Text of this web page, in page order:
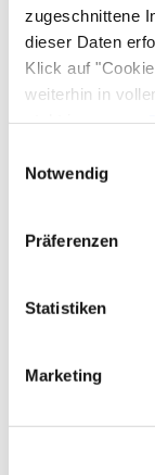
zugeschnittene
dieser Daten
Klick auf
weiterhin in
steht in unserer
gelistet.
Notwendig
Präferenzen
Statistiken
Marketing